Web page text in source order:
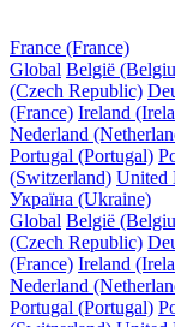
France (France)
Global België
(Czech Republic)
(France) Ireland
Nederland
Portugal (Portugal)
(Switzerland) United
Україна (Ukraine)
Global België
(Czech Republic)
(France) Ireland
Nederland
Portugal (Portugal)